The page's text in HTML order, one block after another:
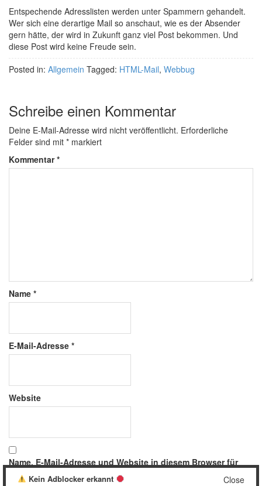
Entspechende Adresslisten werden unter Spammern gehandelt.
Wer sich eine derartige Mail so anschaut, wie es der Absender
gern hätte, der wird in Zukunft ganz viel Post bekommen. Und
diese Post wird keine Freude sein.
Posted in: Allgemein Tagged: HTML-Mail, Webbug
Schreibe einen Kommentar
Deine E-Mail-Adresse wird nicht veröffentlicht. Erforderliche
Felder sind mit * markiert
Kommentar*
Name *
E-Mail-Adresse *
Website
Name, E-Mail-Adresse und Website in diesem Browser für
meinen nächsten Kommentar speichern.
Close
Kein Adblocker erkannt